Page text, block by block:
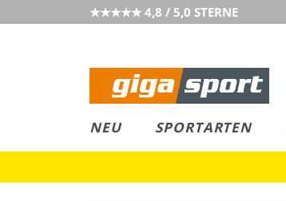
★★★★★ 4,8 / 5,0 STERNE
NEU SPORTARTEN